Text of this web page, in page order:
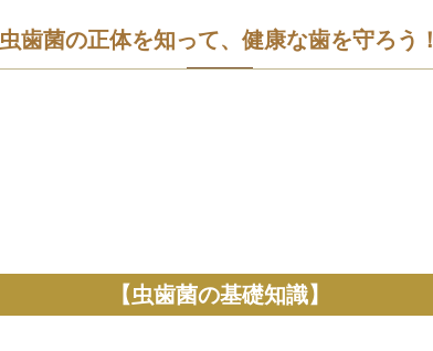
虫歯菌の正体を知って、健康な歯を守ろう！
【虫歯菌の基礎知識】